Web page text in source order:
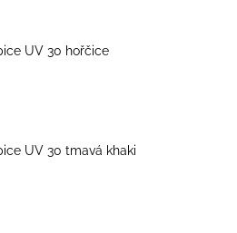
UV 30 hořčice
UV 30 tmavá khaki